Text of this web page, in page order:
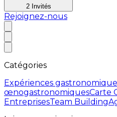
2 Invités
Rejoignez-nous
Catégories
Expériences
œnogastronomiquesCarte
EntreprisesTeam Building